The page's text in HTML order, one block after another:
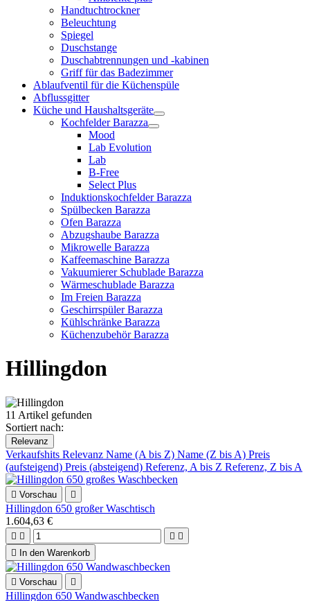
Handtuchtrockner
Beleuchtung
Spiegel
Duschstange
Duschabtrennungen und -kabinen
Griff für das Badezimmer
Ablaufventil für die Küchenspüle
Abflussgitter
Küche und Haushaltsgeräte
Kochfelder Barazza
Mood
Lab Evolution
Lab
B-Free
Select Plus
Induktionskochfelder Barazza
Spülbecken Barazza
Ofen Barazza
Abzugshaube Barazza
Mikrowelle Barazza
Kaffeemaschine Barazza
Vakuumierer Schublade Barazza
Wärmeschublade Barazza
Im Freien Barazza
Geschirrspüler Barazza
Kühlschränke Barazza
Küchenzubehör Barazza
Hillingdon
11 Artikel gefunden
Sortiert nach:
Relevanz
Verkaufshits Relevanz Name (A bis Z) Name (Z bis A) Preis
(aufsteigend) Preis (absteigend) Referenz, A bis Z Referenz, Z bis A
 Vorschau 
Hillingdon 650 großer Waschtisch
1.604,63 €
   

In den Warenkorb
 Vorschau 
Hillingdon 650 Wandwaschbecken